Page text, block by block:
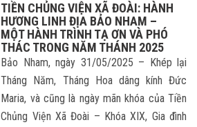
TIỀN CHỦNG VIỆN XÃ ĐOÀI: HÀNH
HƯƠNG LINH ĐỊA BẢO NHAM –
MỘT HÀNH TRÌNH TẠ ƠN VÀ PHÓ
THÁC TRONG NĂM THÁNH 2025
Bảo Nham, ngày 31/05/2025 – Khép lại
Tháng Năm, Tháng Hoa dâng kính Đức
Maria, và cũng là ngày mãn khóa của Tiền
Chủng Viện Xã Đoài – Khóa XIX, Gia đình